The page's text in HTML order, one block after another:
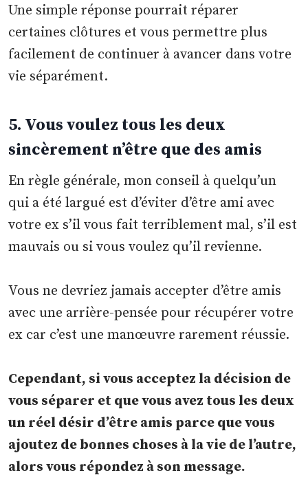
Une simple réponse pourrait réparer
certaines clôtures et vous permettre plus
facilement de continuer à avancer dans votre
vie séparément.
5. Vous voulez tous les deux
sincèrement n’être que des amis
En règle générale, mon conseil à quelqu’un
qui a été largué est d’éviter d’être ami avec
votre ex s’il vous fait terriblement mal, s’il est
mauvais ou si vous voulez qu’il revienne.
Vous ne devriez jamais accepter d’être amis
avec une arrière-pensée pour récupérer votre
ex car c’est une manœuvre rarement réussie.
Cependant, si vous acceptez la décision de
vous séparer et que vous avez tous les deux
un réel désir d’être amis parce que vous
ajoutez de bonnes choses à la vie de l’autre,
alors vous répondez à son message.